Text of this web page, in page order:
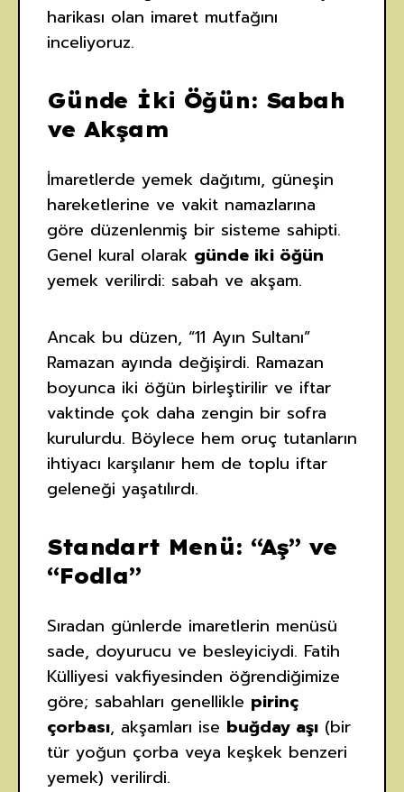
harikası olan imaret mutfağını
inceliyoruz.
Günde İki Öğün: Sabah
ve Akşam
İmaretlerde yemek dağıtımı, güneşin
hareketlerine ve vakit namazlarına
göre düzenlenmiş bir sisteme sahipti.
Genel kural olarak günde iki öğün
yemek verilirdi: sabah ve akşam.
Ancak bu düzen, “11 Ayın Sultanı”
Ramazan ayında değişirdi. Ramazan
boyunca iki öğün birleştirilir ve iftar
vaktinde çok daha zengin bir sofra
kurulurdu. Böylece hem oruç tutanların
ihtiyacı karşılanır hem de toplu iftar
geleneği yaşatılırdı.
Standart Menü: “Aş” ve
“Fodla”
Sıradan günlerde imaretlerin menüsü
sade, doyurucu ve besleyiciydi. Fatih
Külliyesi vakfiyesinden öğrendiğimize
göre; sabahları genellikle pirinç
çorbası, akşamları ise buğday aşı (bir
tür yoğun çorba veya keşkek benzeri
yemek) verilirdi.